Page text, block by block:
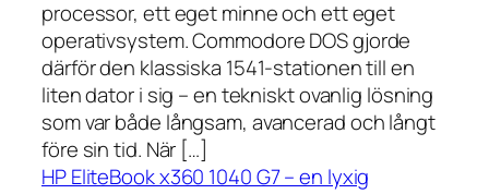
processor, ett eget minne och ett eget
operativsystem. Commodore DOS gjorde
därför den klassiska 1541-stationen till en
liten dator i sig – en tekniskt ovanlig lösning
som var både långsam, avancerad och långt
före sin tid. När […]
HP EliteBook x360 1040 G7 – en lyxig